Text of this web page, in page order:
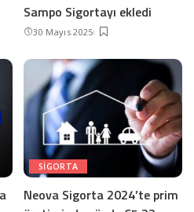
Sampo Sigortayı ekledi
30 Mayıs 2025
SIGORTA
Neova Sigorta 2024’te prim